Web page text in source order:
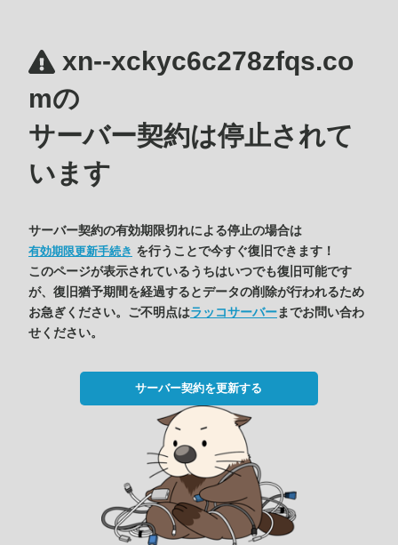
xn--xckyc6c278zfqs.co
mの
サーバー契約は停止されて
います
サーバー契約の有効期限切れによる停止の場合は
有効期限更新手続き を行うことで今すぐ復旧できます！
このページが表示されているうちはいつでも復旧可能です
が、復旧猶予期間を経過するとデータの削除が行われるため
お急ぎください。ご不明点はラッコサーバーまでお問い合わ
せください。
サーバー契約を更新する